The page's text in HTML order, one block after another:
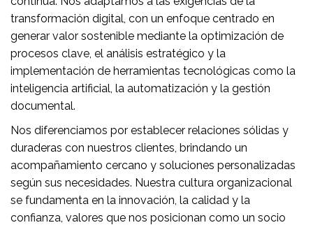
transformación digital, con un enfoque centrado en
generar valor sostenible mediante la optimización de
procesos clave, el análisis estratégico y la
implementación de herramientas tecnológicas como la
inteligencia artificial, la automatización y la gestión
documental.
Nos diferenciamos por establecer relaciones sólidas y
duraderas con nuestros clientes, brindando un
acompañamiento cercano y soluciones personalizadas
según sus necesidades. Nuestra cultura organizacional
se fundamenta en la innovación, la calidad y la
confianza, valores que nos posicionan como un socio